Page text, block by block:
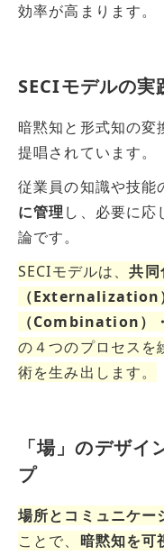
効率が高まります。
SECIモデルの実
暗黙知と形式知の変
提唱されています。
従業員の知識や技能
に管理 し、必要に応
論です。
SECIモデルは、共
（Externalization
（Combination）
の４つのプロセスを
術を生み出します。
「場」のデザ
プ
場所とコミュニケー
ことで、 暗黙知を可